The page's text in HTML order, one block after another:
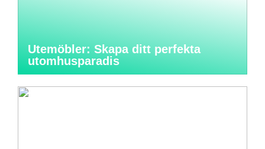
Utemöbler: Skapa ditt perfekta
utomhusparadis